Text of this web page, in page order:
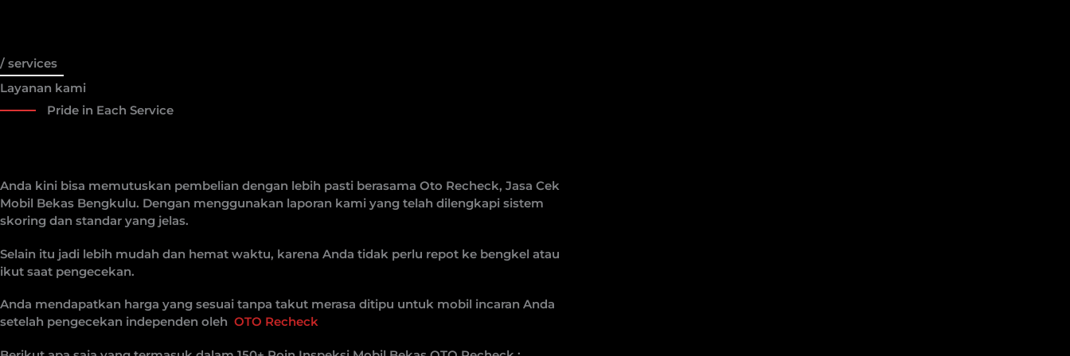
/ services
Layanan kami
Pride in Each Service
Anda kini bisa memutuskan pembelian dengan lebih pasti berasama Oto Recheck, Jasa Cek
Mobil Bekas Bengkulu. Dengan menggunakan laporan kami yang telah dilengkapi sistem
skoring dan standar yang jelas.
Selain itu jadi lebih mudah dan hemat waktu, karena Anda tidak perlu repot ke bengkel atau
ikut saat pengecekan.
Anda mendapatkan harga yang sesuai tanpa takut merasa ditipu untuk mobil incaran Anda
setelah pengecekan independen oleh OTO Recheck